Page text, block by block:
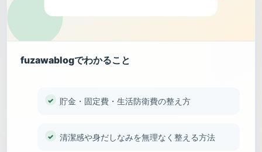
fuzawablogでわかること
貯金・固定費・生活防衛費の整え方
清潔感や身だしなみを無理なく整える方法